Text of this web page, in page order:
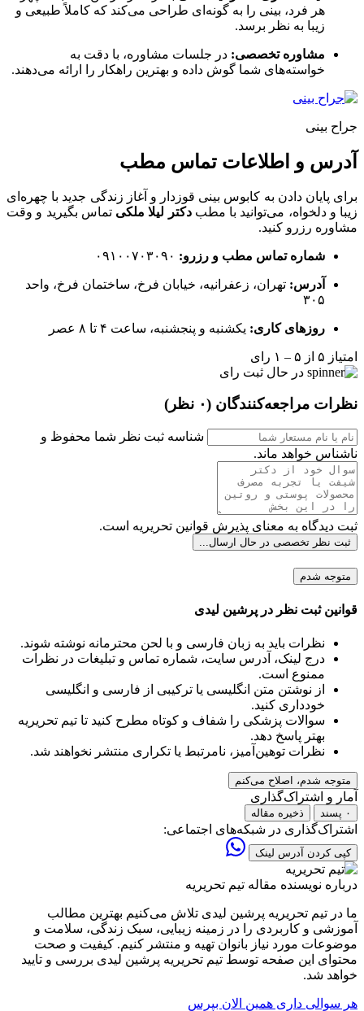
هر فرد، بینی را به گونه‌ای طراحی می‌کند که کاملاً طبیعی و
زیبا به نظر برسد.
مشاوره تخصصی: در جلسات مشاوره، با دقت به
خواسته‌های شما گوش داده و بهترین راهکار را ارائه می‌دهند.
جراح بینی
آدرس و اطلاعات تماس مطب
برای پایان دادن به کابوس بینی قوزدار و آغاز زندگی جدید با چهره‌ای
زیبا و دلخواه، می‌توانید با مطبدکتر لیلا ملکی تماس بگیرید و وقت
مشاوره رزرو کنید.
شماره تماس مطب و رزرو:
آدرس: تهران، زعفرانیه، خیابان فرخ، ساختمان فرخ، واحد
۳۰۵
روزهای کاری: یکشنبه و پنجشنبه، ساعت ۴ تا ۸ عصر
امتیاز ۵ از ۵ – ۱ رای
در حال ثبت رای
نظرات مراجعه‌کنندگان (۰ نظر)
شناسه ثبت نظر شما محفوظ و
ناشناس خواهد ماند.
ثبت دیدگاه به معنای پذیرش قوانین تحریریه است.
ثبت نظر تخصصی در حال ارسال...
متوجه شدم
قوانین ثبت نظر در پرشین لیدی
نظرات باید به زبان فارسی و با لحن محترمانه نوشته شوند.
درج لینک، آدرس سایت، شماره تماس و تبلیغات در نظرات
ممنوع است.
از نوشتن متن انگلیسی یا ترکیبی از فارسی و انگلیسی
خودداری کنید.
سوالات پزشکی را شفاف و کوتاه مطرح کنید تا تیم تحریریه
بهتر پاسخ دهد.
نظرات توهین‌آمیز، نامرتبط یا تکراری منتشر نخواهند شد.
متوجه شدم، اصلاح می‌کنم
آمار و اشتراک‌گذاری
۰ پسند ذخیره مقاله
اشتراک‌گذاری در شبکه‌های اجتماعی:
کپی کردن آدرس لینک
درباره نویسنده مقاله تیم تحریریه
ما در تیم تحریریه پرشین لیدی تلاش می‌کنیم بهترین مطالب
آموزشی و کاربردی را در زمینه زیبایی، سبک زندگی، سلامت و
موضوعات مورد نیاز بانوان تهیه و منتشر کنیم. کیفیت و صحت
محتوای این صفحه توسط تیم تحریریه پرشین لیدی بررسی و تایید
خواهد شد.
هر سوالی داری همین الان بپرس